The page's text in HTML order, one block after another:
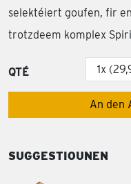
selektéiert goufen, fir
trotzdeem komplex
QTÉ
An den
SUGGESTIOUNEN